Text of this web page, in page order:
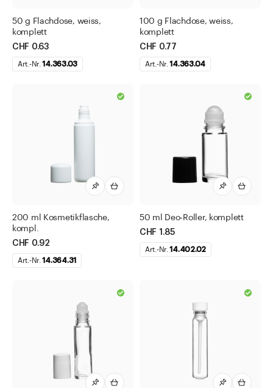
50 g Flachdose, weiss,
komplett
CHF 0.63
Art.-Nr.14.363.03
100 g Flachdose, weiss,
komplett
CHF 0.77
Art.-Nr.14.363.04
200 ml Kosmetikflasche,
kompl.
CHF 0.92
Art.-Nr.14.364.31
50 ml Deo-Roller, komplett
CHF 1.85
Art.-Nr.14.402.02